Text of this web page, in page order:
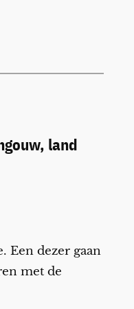
land
Een dezer gaan
met de